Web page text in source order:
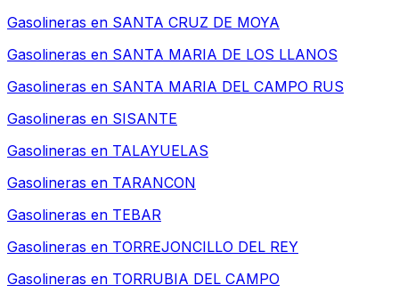
Gasolineras en SANTA CRUZ DE MOYA
Gasolineras en SANTA MARIA DE LOS LLANOS
Gasolineras en SANTA MARIA DEL CAMPO RUS
Gasolineras en SISANTE
Gasolineras en TALAYUELAS
Gasolineras en TARANCON
Gasolineras en TEBAR
Gasolineras en TORREJONCILLO DEL REY
Gasolineras en TORRUBIA DEL CAMPO